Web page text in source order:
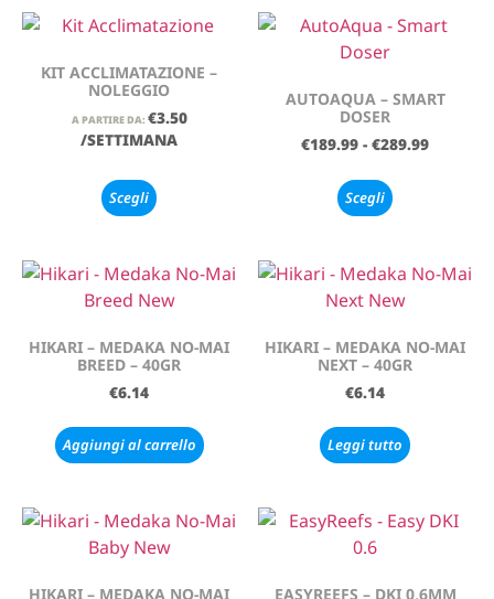
KIT ACCLIMATAZIONE –
NOLEGGIO
A PARTIRE DA: €3.50
/SETTIMANA
Scegli
AUTOAQUA – SMART
DOSER
€189.99 - €289.99
Scegli
HIKARI – MEDAKA NO-MAI
BREED – 40GR
€6.14
Aggiungi al carrello
HIKARI – MEDAKA NO-MAI
NEXT – 40GR
€6.14
Leggi tutto
HIKARI – MEDAKA NO-MAI EASYREEFS – DKI 0,6MM